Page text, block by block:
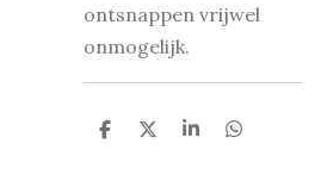
ontsnappen vrijwel
onmogelijk.
D
D
S
D